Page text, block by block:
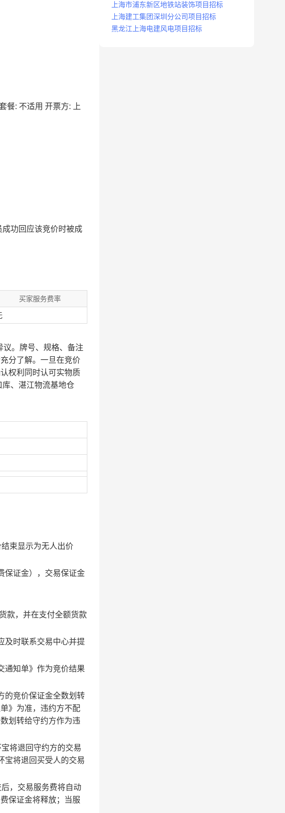
餐: 不适用 开票方: 上
功回应该竞价时被成
买家服务费率
议。牌号、规格、备注
分了解。一旦在竞价
权利同时认可实物质
、湛江物流基地仓
束显示为无人出价
保证金），交易保证金
款，并在支付全额货款
及时联系交易中心并提
通知单》作为竞价结果
的竞价保证金全数划转
》为准，违约方不配
划转给守约方作为违
将退回守约方的交易
宝将退回买受人的交易
，交易服务费将自动
保证金将释放；当服
上海市浦东新区地铁站装饰项目招标
上海建工集团深圳分公司项目招标
黑龙江上海电建风电项目招标